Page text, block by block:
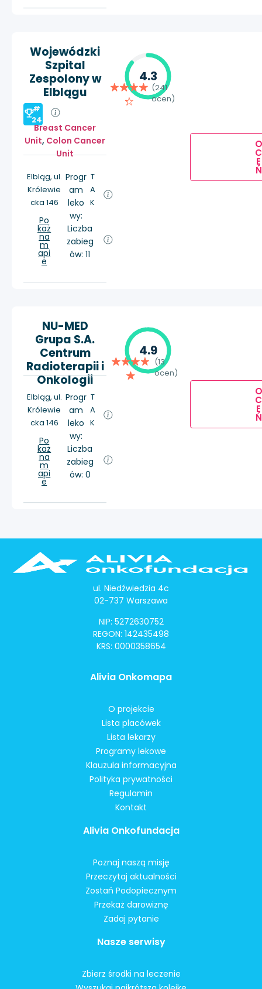
Wojewódzki
Szpital
Zespolony w
Elblągu
#
24
Breast Cancer
Unit, Colon Cancer
Unit
Elbląg, ul.
Królewie
cka 146
Po
każ
na
m
api
e
Progr
am
leko
wy:
T
A
K
Liczba
zabieg
ów: 11
4.3
(241
ocen)
O
C
E
Ń
NU-MED
Grupa S.A.
Centrum
Radioterapii i
Onkologii
Elbląg, ul.
Królewie
cka 146
Po
każ
na
m
api
e
Progr
am
leko
wy:
T
A
K
Liczba
zabieg
ów: 0
4.9
(13
ocen)
O
C
E
Ń
ul. Niedźwiedzia 4c
02-737 Warszawa
NIP: 5272630752
REGON: 142435498
KRS: 0000358654
Alivia Onkomapa
O projekcie
Lista placówek
Lista lekarzy
Programy lekowe
Klauzula informacyjna
Polityka prywatności
Regulamin
Kontakt
Alivia Onkofundacja
Poznaj naszą misję
Przeczytaj aktualności
Zostań Podopiecznym
Przekaż darowiznę
Zadaj pytanie
Nasze serwisy
Zbierz środki na leczenie